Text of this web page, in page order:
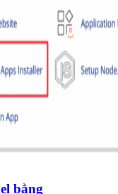
bằng